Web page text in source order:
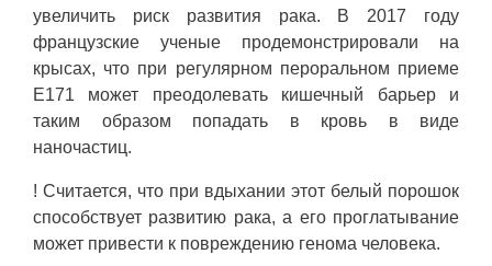
увеличить риск развития рака. В 2017 году
французские ученые продемонстрировали на
крысах, что при регулярном пероральном приеме
Е171 может преодолевать кишечный барьер и
таким образом попадать в кровь в виде
наночастиц.
! Считается, что при вдыхании этот белый порошок
способствует развитию рака, а его проглатывание
может привести к повреждению генома человека.